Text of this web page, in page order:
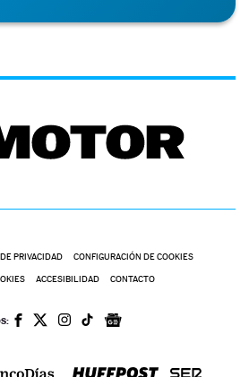
PRIVACIDAD CONFIGURACIÓN DE COOKIES
ACCESIBILIDAD CONTACTO